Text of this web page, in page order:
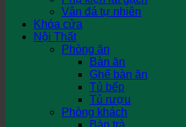
Vân đá tự nhiên
Khóa cửa
Nội Thất
Phòng ăn
Bàn ăn
Ghế bàn ăn
Tủ bếp
Tủ rượu
Phòng khách